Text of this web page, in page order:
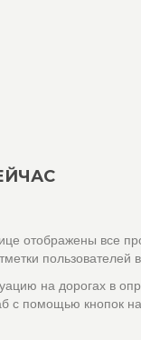
отображены все
пользователей
на дорогах в
с помощью кнопок